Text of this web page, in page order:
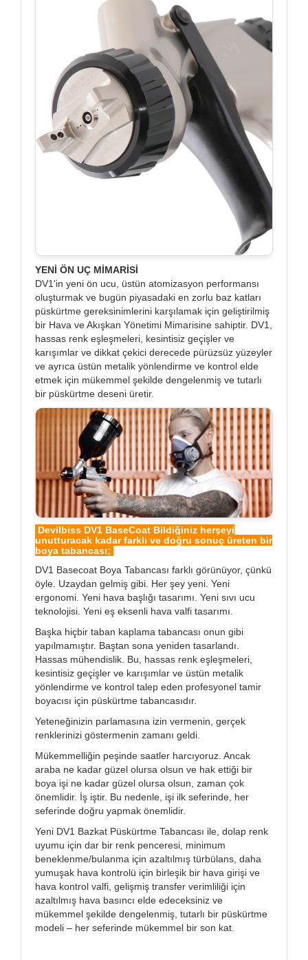
YENİ ÖN UÇ MİMARİSİ
DV1'in yeni ön ucu, üstün atomizasyon performansı
oluşturmak ve bugün piyasadaki en zorlu baz katları
püskürtme gereksinimlerini karşılamak için geliştirilmiş
bir Hava ve Akışkan Yönetimi Mimarisine sahiptir. DV1,
hassas renk eşleşmeleri, kesintisiz geçişler ve
karışımlar ve dikkat çekici derecede pürüzsüz yüzeyler
ve ayrıca üstün metalik yönlendirme ve kontrol elde
etmek için mükemmel şekilde dengelenmiş ve tutarlı
bir püskürtme deseni üretir.
Devilbiss DV1 BaseCoat Bildiğiniz herşeyi
unutturacak kadar farklı ve doğru sonuç üreten bir
boya tabancası;
DV1 Basecoat Boya Tabancası farklı görünüyor, çünkü
öyle. Uzaydan gelmiş gibi. Her şey yeni. Yeni
ergonomi. Yeni hava başlığı tasarımı. Yeni sıvı ucu
teknolojisi. Yeni eş eksenli hava valfi tasarımı.
Başka hiçbir taban kaplama tabancası onun gibi
yapılmamıştır. Baştan sona yeniden tasarlandı.
Hassas mühendislik. Bu, hassas renk eşleşmeleri,
kesintisiz geçişler ve karışımlar ve üstün metalik
yönlendirme ve kontrol talep eden profesyonel tamir
boyacısı için püskürtme tabancasıdır.
Yeteneğinizin parlamasına izin vermenin, gerçek
renklerinizi göstermenin zamanı geldi.
Mükemmelliğin peşinde saatler harcıyoruz. Ancak
araba ne kadar güzel olursa olsun ve hak ettiği bir
boya işi ne kadar güzel olursa olsun, zaman çok
önemlidir. İş iştir. Bu nedenle, işi ilk seferinde, her
seferinde doğru yapmak önemlidir.
Yeni DV1 Bazkat Püskürtme Tabancası ile, dolap renk
uyumu için dar bir renk penceresi, minimum
beneklenme/bulanma için azaltılmış türbülans, daha
yumuşak hava kontrolü için birleşik bir hava girişi ve
hava kontrol valfi, gelişmiş transfer verimliliği için
azaltılmış hava basıncı elde edeceksiniz ve
mükemmel şekilde dengelenmiş, tutarlı bir püskürtme
modeli – her seferinde mükemmel bir son kat.